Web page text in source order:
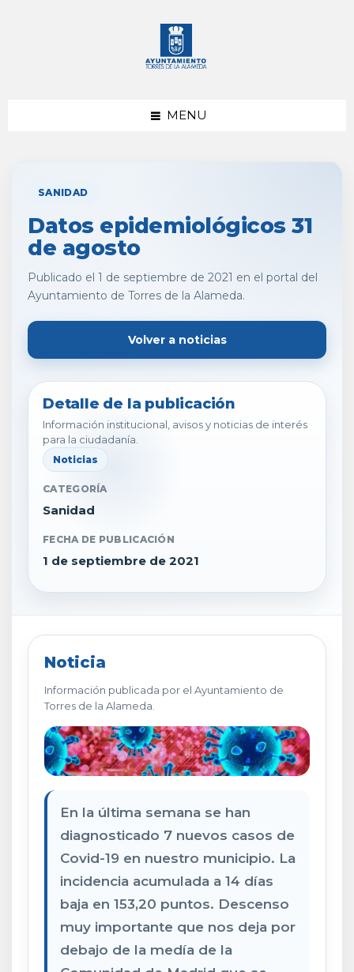
MENU
SANIDAD
Datos epidemiológicos 31
de agosto
Publicado el 1 de septiembre de 2021 en el portal del
Ayuntamiento de Torres de la Alameda.
Volver a noticias
Detalle de la publicación
Información institucional, avisos y noticias de interés
para la ciudadanía.
Noticias
CATEGORÍA
Sanidad
FECHA DE PUBLICACIÓN
1 de septiembre de 2021
Noticia
Información publicada por el Ayuntamiento de
Torres de la Alameda.
En la última semana se han
diagnosticado 7 nuevos casos de
Covid-19 en nuestro municipio. La
incidencia acumulada a 14 días
baja en 153,20 puntos. Descenso
muy importante que nos deja por
debajo de la medía de la